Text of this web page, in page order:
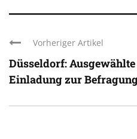
Vorheriger Artikel
Düsseldorf:
Einladung zur